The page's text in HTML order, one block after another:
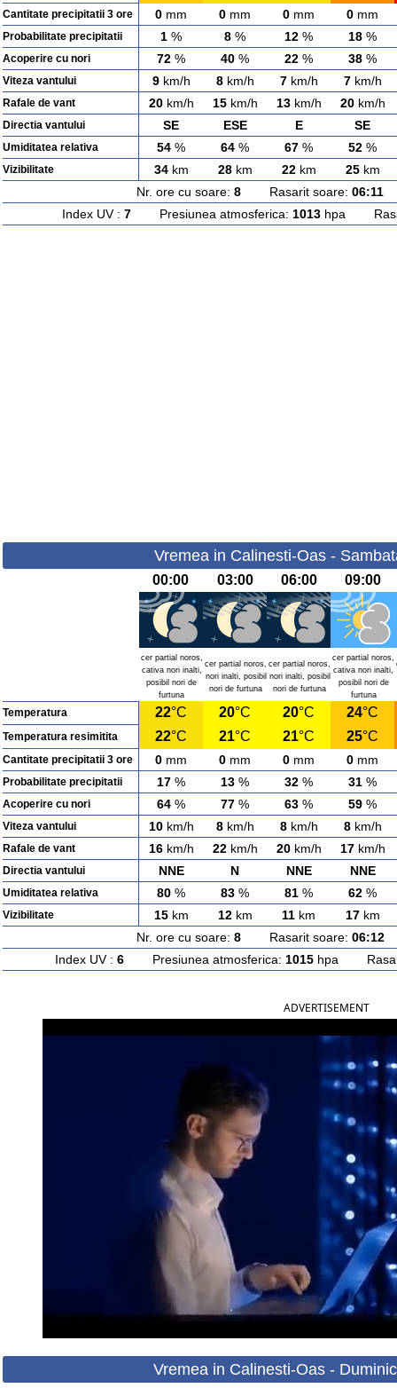
Cantitate precipitatii 3 ore 0 mm 0 mm 0 mm 0 mm
Probabilitate precipitatii 1 % 8 % 12 % 18 %
Acoperire cu nori 72 % 40 % 22 % 38 %
Viteza vantului 9km/h 8km/h 7km/h 7km/h
Rafale de vant 20km/h 15km/h 13km/h 20km/h
Directia vantului SE ESE E SE
Umiditatea relativa 54 % 64 % 67 % 52 %
Vizibilitate 34km 28km 22km 25km
Nr. ore cu soare: 8 Rasarit soare: 06:11
Index UV : 7 Presiunea atmosferica: 1013 hpa
Vremea in Calinesti-Oas -
00:00 03:00 06:00 09:00
cer partial noros,
cativa nori inalti,
posibil nori de
furtuna
cer partial noros,
nori inalti, posibil
nori de furtuna
cer partial noros,
nori inalti, posibil
nori de furtuna
cer partial noros,
cativa nori inalti,
posibil nori de
furtuna
Temperatura 22°C 20°C 20°C 24°C
Temperatura resimitita 22°C 21°C 21°C 25°C
Cantitate precipitatii 3 ore 0 mm 0 mm 0 mm 0 mm
Probabilitate precipitatii 17 % 13 % 32 % 31 %
Acoperire cu nori 64 % 77 % 63 % 59 %
Viteza vantului 10km/h 8km/h 8km/h 8km/h
Rafale de vant 16km/h 22km/h 20km/h 17km/h
Directia vantului NNE N NNE NNE
Umiditatea relativa 80 % 83 % 81 % 62 %
Vizibilitate 15km 12km 11 km 17km
Nr. ore cu soare: 8Rasarit soare: 06:12
Index UV : 6Presiunea atmosferica: 1015hpa
ADVERTISEMENT
Vremea in Calinesti-Oas -